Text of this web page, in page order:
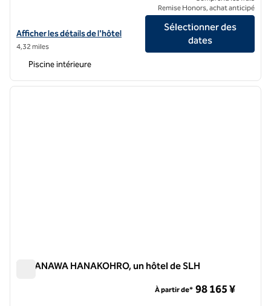
Afficher les détails de l'hôtel Conrad Tokyo
Afficher les détails de l'hôtel
4,32 miles
Remise Honors, achat anticipé
Sélectionner des
dates
Piscine intérieure
1 sur 12
TAKANAWA HANAKOHRO, un hôtel de SLH
À partir de* 98 165 ¥